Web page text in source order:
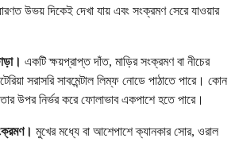
উভয় দিকেই দেখা যায় এবং সংক্রমণ সেরে যাওয়ার
একটি ক্ষয়প্রাপ্ত দাঁত, মাড়ির সংক্রমণ বা নীচের
সরাসরি সাবমেন্টাল লিম্ফ নোডে পাঠাতে পারে। কোন
উপর নির্ভর করে ফোলাভাব একপাশে হতে পারে।
মুখের মধ্যে বা আশেপাশে ক্যানকার সোর, ওরাল